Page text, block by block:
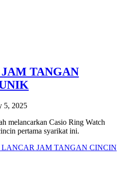
TANGAN
5, 2025
melancarkan Casio Ring Watch
pertama syarikat ini.
LANCAR JAM TANGAN CINCIN